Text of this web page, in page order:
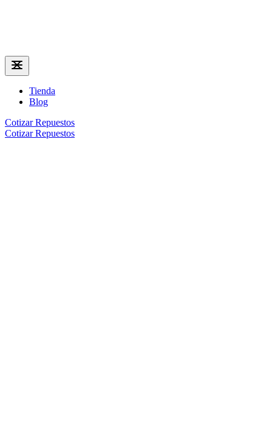
Tienda
Blog
Cotizar Repuestos
Cotizar Repuestos